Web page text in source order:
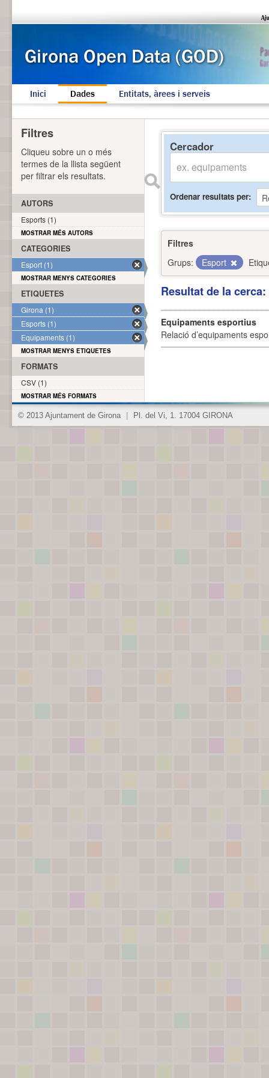
Inici Dades Entitats, àrees i serveis
Cercador
Ordenar resultats per
Filtres
Grups:
Esport
Resultat de la
Equipaments esportius
Relació d’equipaments
Filtres
Cliqueu sobre un o més
termes de la llista següent
per filtrar els resultats.
AUTORS
Esports (1)
MOSTRAR MÉS AUTORS
CATEGORIES
Esport (1)
MOSTRAR MENYS CATEGORIES
ETIQUETES
Girona (1)
Esports (1)
Equipaments (1)
MOSTRAR MENYS ETIQUETES
FORMATS
CSV (1)
MOSTRAR MÉS FORMATS
© 2013 Ajuntament de Girona Pl. del Vi, 1. 17004 GIRONA